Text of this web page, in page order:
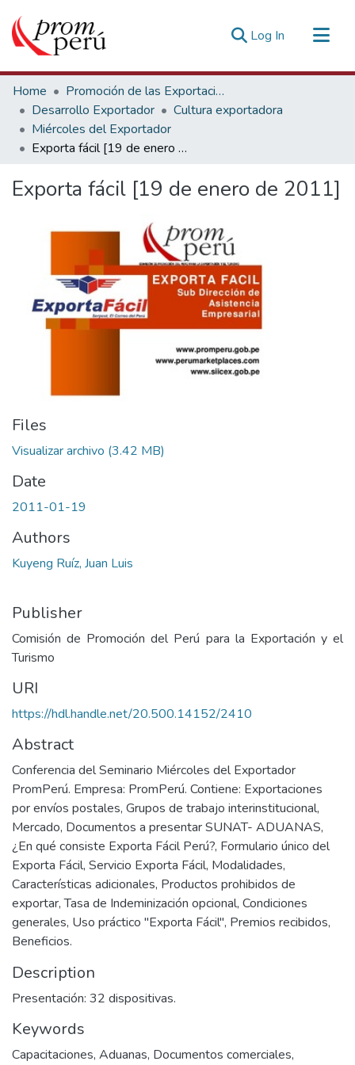
Log In (current)
Communities & Collections
All of DSpace
Statistics
Estadísticas Externas
Home
Promoción de las Exportaciones
Desarrollo Exportador
Cultura exportadora
Miércoles del Exportador
Exporta fácil [19 de enero de 2011]
Exporta fácil [19 de enero de 2011]
Files
Visualizar archivo (3.42 MB)
Date
2011-01-19
Authors
Kuyeng Ruíz, Juan Luis
Publisher
Comisión de Promoción del Perú para la Exportación y el
Turismo
URI
https://hdl.handle.net/20.500.14152/2410
Abstract
Conferencia del Seminario Miércoles del Exportador
PromPerú. Empresa: PromPerú. Contiene: Exportaciones
por envíos postales, Grupos de trabajo interinstitucional,
Mercado, Documentos a presentar SUNAT- ADUANAS,
¿En qué consiste Exporta Fácil Perú?, Formulario único del
Exporta Fácil, Servicio Exporta Fácil, Modalidades,
Características adicionales, Productos prohibidos de
exportar, Tasa de Indeminización opcional, Condiciones
generales, Uso práctico "Exporta Fácil", Premios recibidos,
Beneficios.
Description
Presentación: 32 dispositivas.
Keywords
Capacitaciones, Aduanas, Documentos comerciales,